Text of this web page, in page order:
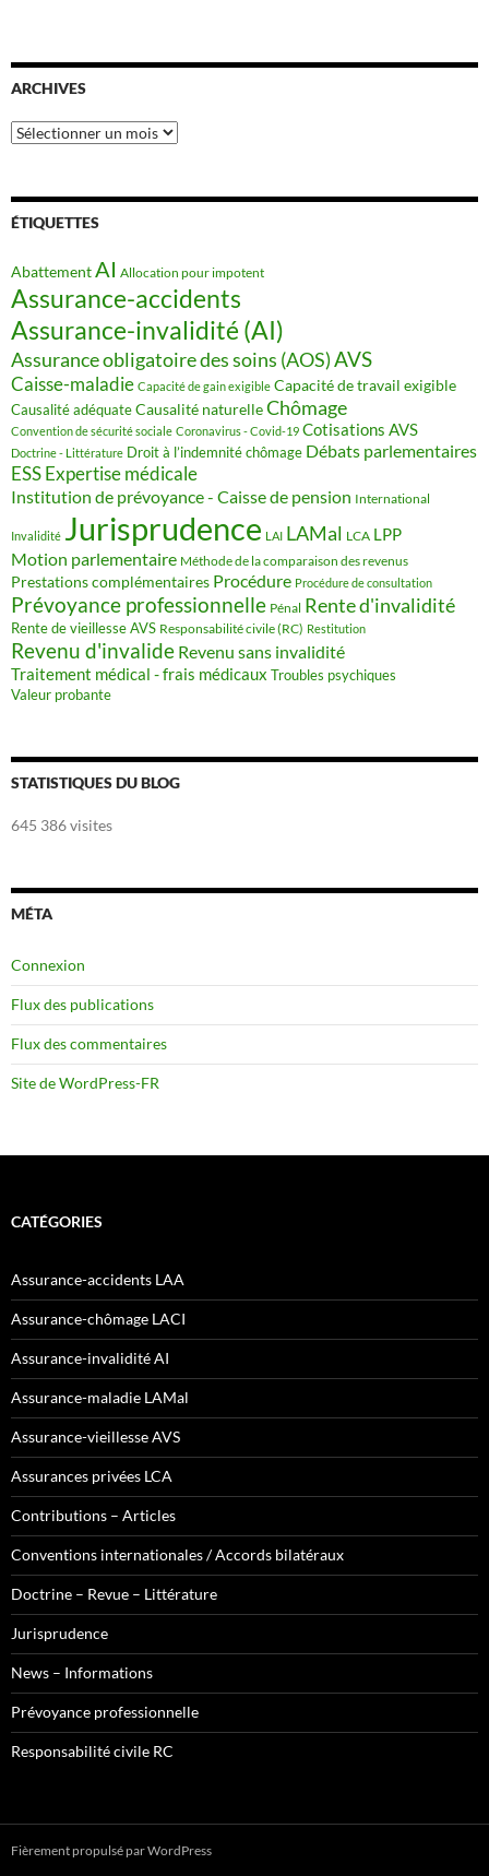
ARCHIVES
Archives
ÉTIQUETTES
AbattementAI Allocation pour impotent
Assurance-accidents
Assurance-invalidité (AI)
Assurance obligatoire des soins (AOS)AVS
Caisse-maladie Capacité de gain exigible Capacité de travail exigible
Causalité adéquate Causalité naturelleChômage
Convention de sécurité sociale Coronavirus - Covid-19 Cotisations AVS
Doctrine - Littérature Droit à l’indemnité chômage Débats parlementaires
ESSExpertise médicale
Institution de prévoyance - Caisse de pension International
Invalidité Jurisprudence LAI LAMal LCA LPP
Motion parlementaire Méthode de la comparaison des revenus
Prestations complémentaires Procédure Procédure de consultation
Prévoyance professionnelle Pénal Rente d'invalidité
Rente de vieillesse AVS Responsabilité civile (RC) Restitution
Revenu d'invalide Revenu sans invalidité
Traitement médical - frais médicaux Troubles psychiques
Valeur probante
STATISTIQUES DU BLOG
645 386 visites
MÉTA
Connexion
Flux des publications
Flux des commentaires
Site de WordPress-FR
CATÉGORIES
Assurance-accidents LAA
Assurance-chômage LACI
Assurance-invalidité AI
Assurance-maladie LAMal
Assurance-vieillesse AVS
Assurances privées LCA
Contributions – Articles
Conventions internationales / Accords bilatéraux
Doctrine – Revue – Littérature
Jurisprudence
News – Informations
Prévoyance professionnelle
Responsabilité civile RC
Fièrement propulsé par WordPress